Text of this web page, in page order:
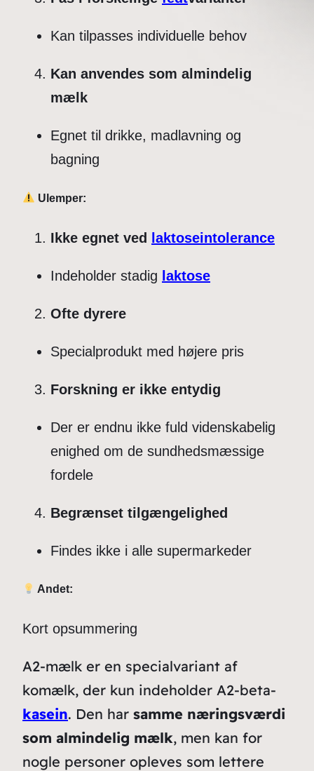
Kan tilpasses individuelle behov
Kan anvendes som almindelig
mælk
Egnet til drikke, madlavning og
bagning
Ulemper:
Ikke egnet ved laktoseintolerance
Indeholder stadig laktose
Ofte dyrere
Specialprodukt med højere pris
Forskning er ikke entydig
Der er endnu ikke fuld videnskabelig
enighed om de sundhedsmæssige
fordele
Begrænset tilgængelighed
Findes ikke i alle supermarkeder
Andet:
Kort opsummering
A2-mælk er en specialvariant af
komælk, der kun indeholder A2-beta-
kasein. Den har samme næringsværdi
som almindelig mælk, men kan for
nogle personer opleves som lettere